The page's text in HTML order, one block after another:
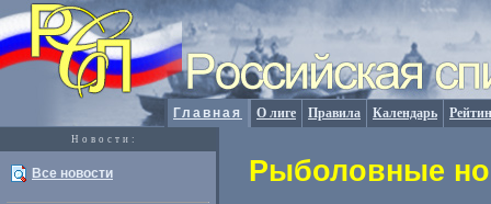
Главная О лиге Правила Календарь
Новости:
Все новости Рыболовные